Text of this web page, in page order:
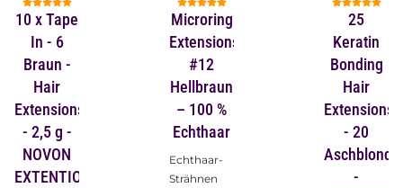
10 x Tape
In - 6
Braun -
Hair
Extensions
- 2,5 g -
NOVON
EXTENTIONS
Microring
Extensions
#12
Hellbraun
– 100 %
Echthaar
Echthaar-
Strähnen
25
Keratin
Bonding
Hair
Extensions
- 20
Aschblond
-